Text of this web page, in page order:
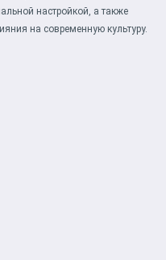
настройкой, а также
на современную культуру.